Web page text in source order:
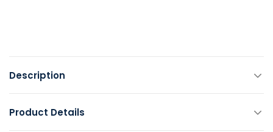
Description
Product Details